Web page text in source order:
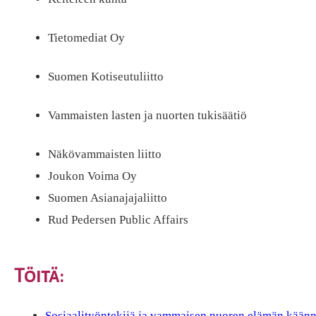
Tietomediat Oy
Suomen Kotiseutuliitto
Vammaisten lasten ja nuorten tukisäätiö
Näkövammaisten liitto
Joukon Voima Oy
Suomen Asianajajaliitto
Rud Pedersen Public Affairs
Töitä: